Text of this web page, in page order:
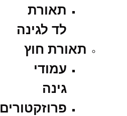
תאורת
לד לגינה
תאורת חוץ
עמודי
גינה
פרוזקטורים